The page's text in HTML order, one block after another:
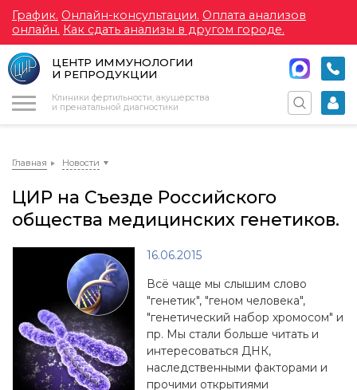
График. Онлайн-консультации. Оплата анализов
онлайн. Как сдать анализы в другом городе.
ЦЕНТР ИММУНОЛОГИИ
И РЕПРОДУКЦИИ
Клиники фертильности, акушерства
и пренатальной диагностики
Главная Новости
ЦИР на Съезде Российского
общества медицинских генетиков.
16.06.2015
Всё чаще мы слышим слово
"генетик", "геном человека",
"генетический набор хромосом" и
пр. Мы стали больше читать и
интересоваться ДНК,
наследственными факторами и
прочими открытиями